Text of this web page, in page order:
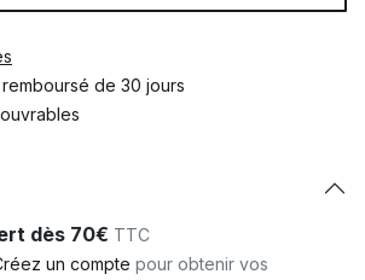
de 30 jours
dès 70€ TTC
un compte pour obtenir vos